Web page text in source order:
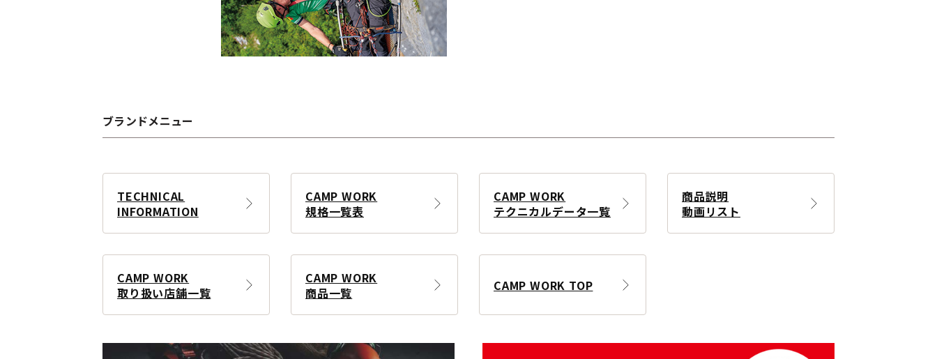
ブランドメニュー
TECHNICAL
INFORMATION
CAMP WORK
規格一覧表
CAMP WORK
テクニカルデータ一覧
商品説明
動画リスト
CAMP WORK
取り扱い店舗一覧
CAMP WORK
商品一覧
CAMP WORK TOP